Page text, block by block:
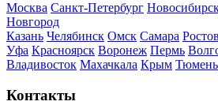
Москва Санкт-Петербург
Новгород
Казань Челябинск Омск Самара
Уфа Красноярск Воронеж Пермь
Владивосток Махачкала Крым Тюмень
Контакты